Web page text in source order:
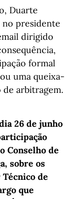
Duarte
no presidente
dirigido
formal
uma queixa-
arbitragem.
26 de junho
Conselho de
sobre os
de
que